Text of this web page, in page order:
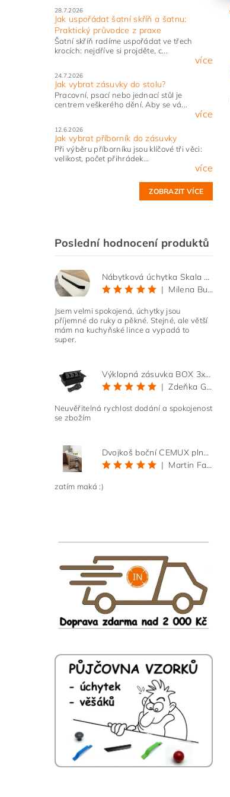
28.7.2026
Jak uspořádat šatní skříň a šatnu:
Praktický průvodce z praxe
Šatní skříň radíme uspořádat ve třech
krocích: nejdříve si projděte, c...
více
24.7.2026
Jak vybrat zásuvky do stolu?
Pracovní, psací nebo jednací stůl je
centrem veškerého dění. Aby se vá...
více
12.6.2026
Jak vybrat příborník do zásuvky
Při výběru příborníku jsou klíčové tři věci:
velikost, počet přihrádek...
více
ZOBRAZIT VÍCE
Poslední hodnocení produktů
Nábytková úchytka Skala černá matná
|
Milena Bučková
Jsem velmi spokojená, úchytky jsou
příjemné do ruky a pěkné. Stejné, ale větší
mám na kuchyňské lince a vypadá to
super.
Výklopná zásuvka BOX 3x 230V s 3m kabelem - černá
|
Zdeňka Gold
Neuvěřitelná rychlost dodání a spokojenost
se zbožím
Dvojkoš boční CEMUX plné dno 3D, s tlumením antracit 200 mm
|
Martin Faltus
zatím maká :)